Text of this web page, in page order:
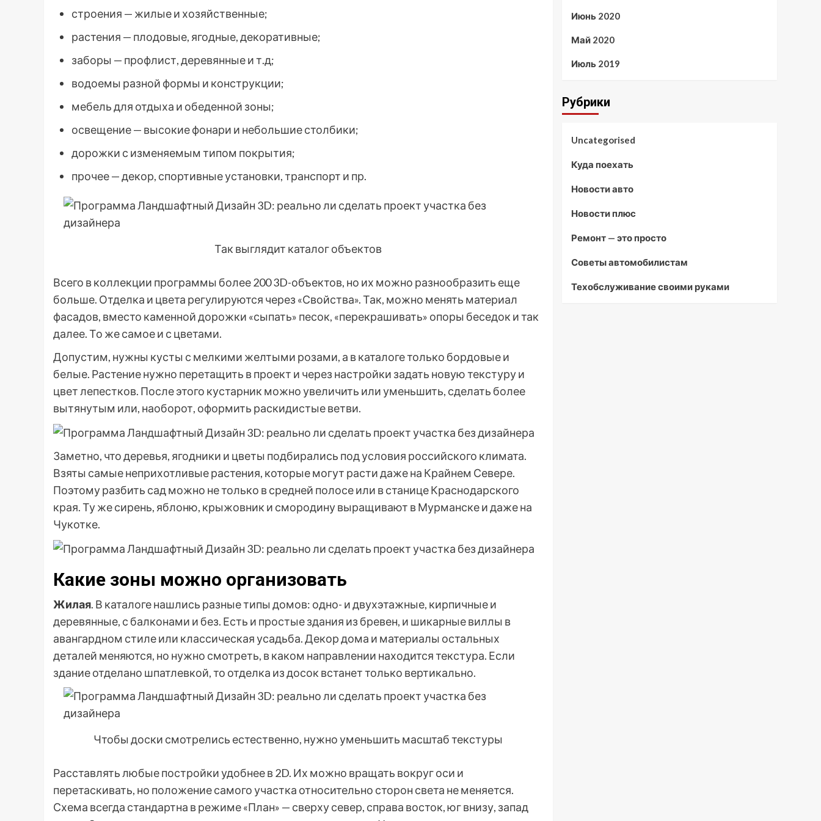
строения — жилые и хозяйственные;
растения — плодовые, ягодные, декоративные;
заборы — профлист, деревянные и т.д;
водоемы разной формы и конструкции;
мебель для отдыха и обеденной зоны;
освещение — высокие фонари и небольшие столбики;
дорожки с изменяемым типом покрытия;
прочее — декор, спортивные установки, транспорт и пр.
Так выглядит каталог объектов
Всего в коллекции программы более 200 3D-объектов, но их можно разнообразить еще
больше. Отделка и цвета регулируются через «Свойства». Так, можно менять материал
фасадов, вместо каменной дорожки «сыпать» песок, «перекрашивать» опоры беседок и так
далее. То же самое и с цветами.
Допустим, нужны кусты с мелкими желтыми розами, а в каталоге только бордовые и
белые. Растение нужно перетащить в проект и через настройки задать новую текстуру и
цвет лепестков. После этого кустарник можно увеличить или уменьшить, сделать более
вытянутым или, наоборот, оформить раскидистые ветви.
Заметно, что деревья, ягодники и цветы подбирались под условия российского климата.
Взяты самые неприхотливые растения, которые могут расти даже на Крайнем Севере.
Поэтому разбить сад можно не только в средней полосе или в станице Краснодарского
края. Ту же сирень, яблоню, крыжовник и смородину выращивают в Мурманске и даже на
Чукотке.
Какие зоны можно организовать
Жилая. В каталоге нашлись разные типы домов: одно- и двухэтажные, кирпичные и
деревянные, с балконами и без. Есть и простые здания из бревен, и шикарные виллы в
авангардном стиле или классическая усадьба. Декор дома и материалы остальных
деталей меняются, но нужно смотреть, в каком направлении находится текстура. Если
здание отделано шпатлевкой, то отделка из досок встанет только вертикально.
Чтобы доски смотрелись естественно, нужно уменьшить масштаб текстуры
Расставлять любые постройки удобнее в 2D. Их можно вращать вокруг оси и
перетаскивать, но положение самого участка относительно сторон света не меняется.
Схема всегда стандартна в режиме «План» — сверху север, справа восток, юг внизу, запад
Июнь 2020
Май 2020
Июль 2019
Рубрики
Uncategorised
Куда поехать
Новости авто
Новости плюс
Ремонт — это просто
Советы автомобилистам
Техобслуживание своими руками